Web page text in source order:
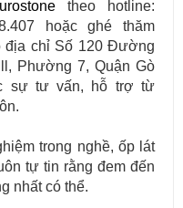
theo hotline:
hoặc ghé thăm
địa chỉ Số 120 Đường
Phường 7, Quận Gò
sự tư vấn, hỗ trợ từ
trong nghề, ốp lát
tự tin rằng đem đến
nhất có thể.